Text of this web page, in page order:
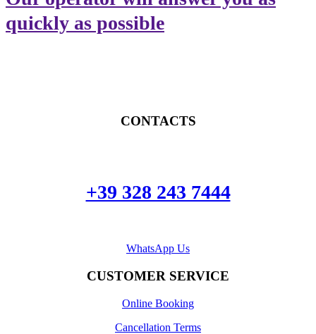
quickly as possible
CONTACTS
+39 328 243 7444
WhatsApp Us
CUSTOMER SERVICE
Online Booking
Cancellation Terms